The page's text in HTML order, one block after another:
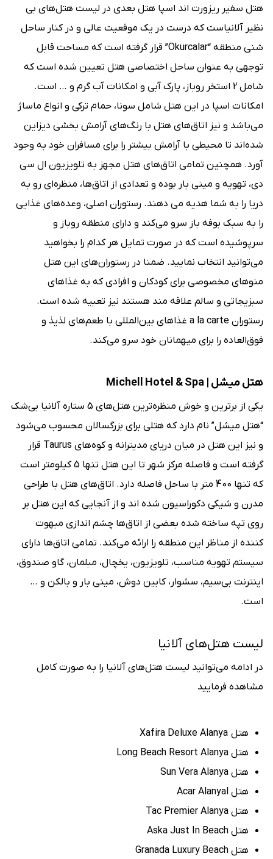
هتل سفیر ریزورت اند اسپا هتل بعدی در لیست هتل‌های بی
نظیر آلانیاست که درست در یک موقعیت عالی و در کنار ساحل
شنی منطقه “Okurcalar” قرار گرفته است که مساحت قابل
توجهی به عنوان ساحل اختصاصی هتل تعیین شده است که
شامل 2 استخر روباز، پارک آبی و امکانات آب گرم و … است.
امکانات اسپا در این هتل شامل سونا، حمام ترکی و انواع ماساژ
می‌باشد و نیز اتاق‌های هتل با رنگ‌‌های آرامش بخشی دیزاین
شده‌اند تا محیطی با آرامش بیشتر را برای مسافران خود به وجود
آورد. همچنین تمامی اتاق‌‌های هتل مجهز به تلویزیون ال‌ سی‌
دی، تهویه و مینی‌ بار بوده و تعدادی از اتاق‌‌ها، منظره‌ای رو به
دریا را به شما هدیه می دهند. رستوران اصلی، وعده‌‌های غذایی
را به سبک بوفه باز سرو می‌کند و دارای منطقه روباز و
سرپوشیده است که در صورت تمایل هر کدام را بخواهید
می‌توانید انتخاب نمایید. ضمنا در رستوران‌های این هتل
منوهای مخصوصی برای کودکان و افرادی که به غذاهای
سبزیجاتی و سالم علاقه ‌مند هستند نیز تعبیه شده است.
رستوران a la carte غذاهای بین‌المللی با طعم‌های لذیذ و
فوق‌العاده را برای میهمانان خود سرو می‌کند.
هتل میشل | Michell Hotel & Spa
یکی از برترین و خوش ‌منظره‌‌ترین هتل‌‌های 5 ستاره آلانیا بی‌شک
“هتل میشل” نام دارد که هتلی برای بزرگسالان محسوب می‌شود
و نیز این هتل در میان دریای مدیترانه و کوه‌های Taurus قرار
گرفته است و فاصله مرکز شهر تا این هتل تنها 5 کیلومتر است
که تنها 400 متر با ساحل فاصله دارد. اتاق‌‌های هتل با طراحی
مدرن و شیکی دکوراسیون شده اند و از آنجایی که این هتل بر
روی تپه ساخته شده بعضی از اتاق‌ها چشم‌ اندازی مبهوت
کننده از مناظر این منطقه را ارائه می‌کند. تمامی اتاق‌ها دارای
سیستم تهویه مناسب، تلویزیون، یخچال، مبلمان، گاو صندوق،
اینترنت بی‌سیم، سشوار، کابین دوش، مینی بار و بالکن و …
است.
لیست هتل‌های آلانیا
در ادامه می‌توانید لیست هتل‌های آلانیا را به صورت کامل
مشاهده فرمایید
هتل Xafira Deluxe Alanya
هتل Long Beach Resort Alanya
هتل Sun Vera Alanya
هتل Acar Alanyal
هتل Tac Premier Alanya
هتل Aska Just In Beach
هتل Granada Luxury Beach